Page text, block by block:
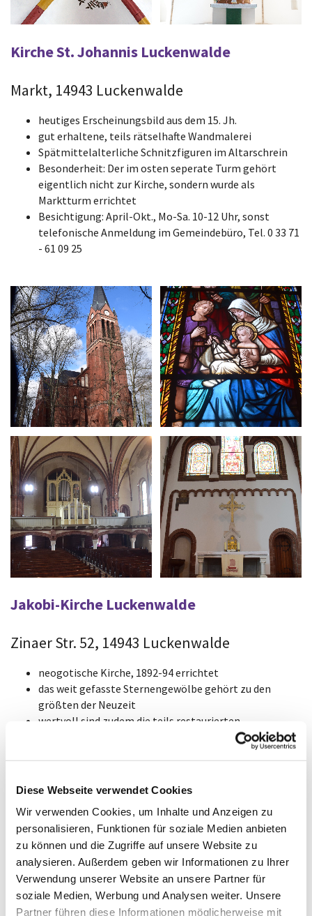
Diese Webseite verwendet Cookies
Wir verwenden Cookies, um Inhalte und Anzeigen zu
personalisieren, Funktionen für soziale Medien anbieten
zu können und die Zugriffe auf unsere Website zu
analysieren. Außerdem geben wir Informationen zu Ihrer
Verwendung unserer Website an unsere Partner für
soziale Medien, Werbung und Analysen weiter. Unsere
Partner führen diese Informationen möglicherweise mit
Kirche St. Johannis Luckenwalde
Markt, 14943 Luckenwalde
heutiges Erscheinungsbild aus dem 15. Jh.
gut erhaltene, teils rätselhafte Wandmalerei
Spätmittelalterliche Schnitzfiguren im Altarschrein
Besonderheit: Der im osten seperate Turm gehört
eigentlich nicht zur Kirche, sondern wurde als
Marktturm errichtet
Besichtigung: April-Okt., Mo-Sa. 10-12 Uhr, sonst
telefonische Anmeldung im Gemeindebüro, Tel. 0 33 71
- 61 09 25
Jakobi-Kirche Luckenwalde
Zinaer Str. 52, 14943 Luckenwalde
neogotische Kirche, 1892-94 errichtet
das weit gefasste Sternengewölbe gehört zu den
größten der Neuzeit
wertvoll sind zudem die teils restaurierten
Buntglasfenster, der marmorne Alter und die Kanzel
die seinerzeit eingebaute pneumatische Orgel der Fa.
Besichtigung: 1. So. im Monat, 15-17 Uhr, sonst nach